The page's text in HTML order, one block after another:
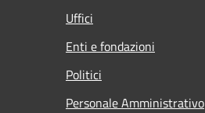
Uffici
Enti e fondazioni
Politici
Personale Amministrativo